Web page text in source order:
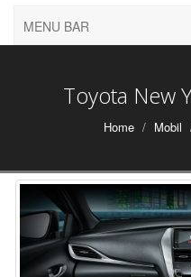
MENU BAR
Toyota New
Home Mobil